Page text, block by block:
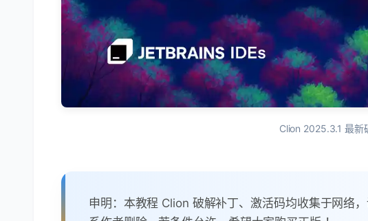
Clion 2025.3.1 最新
申明：本教程 Clion 破解补丁、激活码均收集于网络